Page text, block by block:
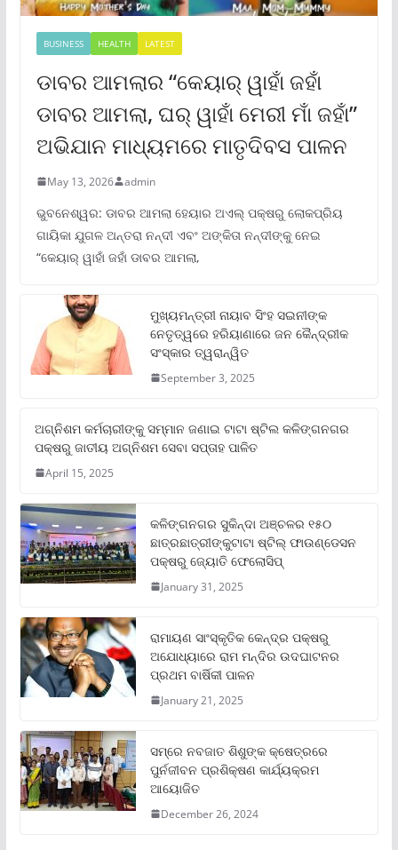
BUSINESS HEALTH LATEST
ଡାବର ଆମଲାର “କେୟାର୍ ୱାହାଁ ଜହାଁ
ଡାବର ଆମଲା, ଘର୍ ୱାହାଁ ମେରୀ ମାଁ ଜହାଁ”
ଅଭିଯାନ ମାଧ୍ୟମରେ ମାତୃଦିବସ ପାଳନ
May 13, 2026 admin
ଭୁବନେଶ୍ୱର: ଡାବର ଆମଲା ହେୟାର ଅଏଲ୍ ପକ୍ଷରୁ ଲୋକପ୍ରିୟ
ଗାୟିକା ଯୁଗଳ ଅନ୍ତରା ନନ୍ଦୀ ଏବଂ ଅଙ୍କିତା ନନ୍ଦୀଙ୍କୁ ନେଇ
“କେୟାର୍ ୱାହାଁ ଜହାଁ ଡାବର ଆମଲା,
ମୁଖ୍ୟମନ୍ତ୍ରୀ ନାୟାବ ସିଂହ ସଇନୀଙ୍କ
ନେତୃତ୍ୱରେ ହରିୟାଣାରେ ଜନ କୈନ୍ଦ୍ରୀକ
ସଂସ୍କାର ତ୍ୱରାନ୍ୱିତ
September 3, 2025
ଅଗ୍ନିଶମ କର୍ମଚାରୀଙ୍କୁ ସମ୍ମାନ ଜଣାଇ ଟାଟା ଷ୍ଟିଲ କଳିଙ୍ଗନଗର
ପକ୍ଷରୁ ଜାତୀୟ ଅଗ୍ନିଶମ ସେବା ସପ୍ତାହ ପାଳିତ
April 15, 2025
କଳିଙ୍ଗନଗର ସୁକିନ୍ଦା ଅଞ୍ଚଳର ୧୫୦
ଛାତ୍ରଛାତ୍ରୀଙ୍କୁଟାଟା ଷ୍ଟିଲ୍ ଫାଉଣ୍ଡେସନ
ପକ୍ଷରୁ ଜ୍ୟୋତି ଫେଲୋସିପ୍‌
January 31, 2025
ରାମାୟଣ ସାଂସ୍କୃତିକ କେନ୍ଦ୍ର ପକ୍ଷରୁ
ଅଯୋଧ୍ୟାରେ ରାମ ମନ୍ଦିର ଉଦଘାଟନର
ପ୍ରଥମ ବାର୍ଷିକୀ ପାଳନ
January 21, 2025
ସମ୍‌ରେ ନବଜାତ ଶିଶୁଙ୍କ କ୍ଷେତ୍ରରେ
ପୁର୍ନଜୀବନ ପ୍ରଶିକ୍ଷଣ କାର୍ଯ୍ୟକ୍ରମ
ଆୟୋଜିତ
December 26, 2024